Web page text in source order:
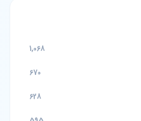
1,068
670
628